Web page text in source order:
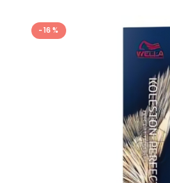
- 16 %